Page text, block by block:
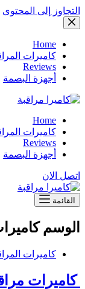
التجاوز إلى المحتوى
Home
كاميرات
Reviews
أجهزة البصمة
Home
كاميرات
Reviews
أجهزة البصمة
اتصل الان
القائمة
الوسم
كاميرات
كاميرات